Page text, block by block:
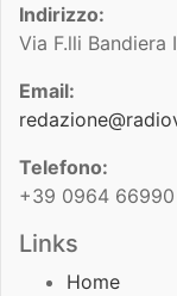
Indirizzo:
Via F.lli Bandiera
Email:
Telefono:
+39 0964 66990
Links
Home